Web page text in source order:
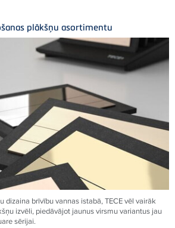
plākšņu asortimentu
dizaina brīvību vannas istabā,TECEvēl vairāk
izvēli, piedāvājot jaunus virsmu variantus jau
sērijai.